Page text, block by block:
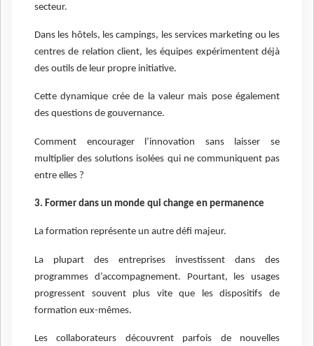
secteur.
Dans les hôtels, les campings, les services marketing ou les
centres de relation client, les équipes expérimentent déjà
des outils de leur propre initiative.
Cette dynamique crée de la valeur mais pose également
des questions de gouvernance.
Comment encourager l’innovation sans laisser se
multiplier des solutions isolées qui ne communiquent pas
entre elles ?
3. Former dans un monde qui change en permanence
La formation représente un autre défi majeur.
La plupart des entreprises investissent dans des
programmes d’accompagnement. Pourtant, les usages
progressent souvent plus vite que les dispositifs de
formation eux-mêmes.
Les collaborateurs découvrent parfois de nouvelles